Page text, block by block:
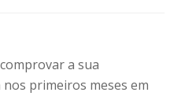
a sua
primeiros meses em